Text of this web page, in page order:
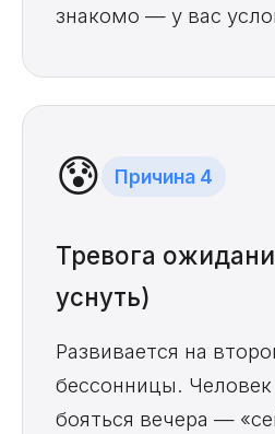
знакомо — у вас
😰 Причина 4
Тревога
уснуть)
Развивается на
бессонницы. Человек
бояться вечера —